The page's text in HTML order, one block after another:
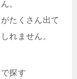
。
たくさん出て
れません。
探す